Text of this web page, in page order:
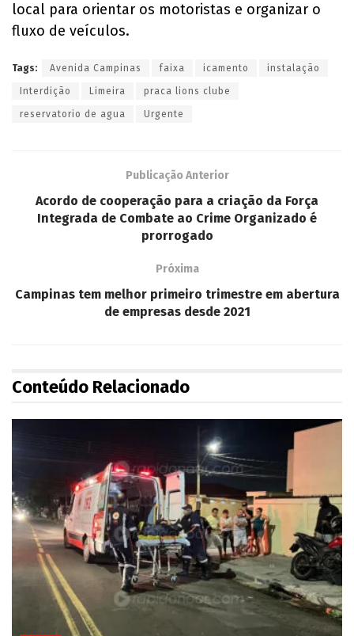
local para orientar os motoristas e organizar o
fluxo de veículos.
Tags: Avenida Campinas faixa icamento instalação
Interdição Limeira praca lions clube
reservatorio de agua Urgente
Publicação Anterior
Acordo de cooperação para a criação da Força
Integrada de Combate ao Crime Organizado é
prorrogado
Próxima
Campinas tem melhor primeiro trimestre em abertura
de empresas desde 2021
Conteúdo Relacionado